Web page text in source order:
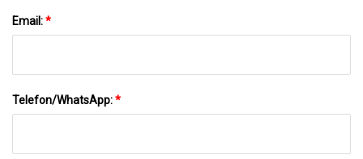
Email:*
Telefon/WhatsApp:*